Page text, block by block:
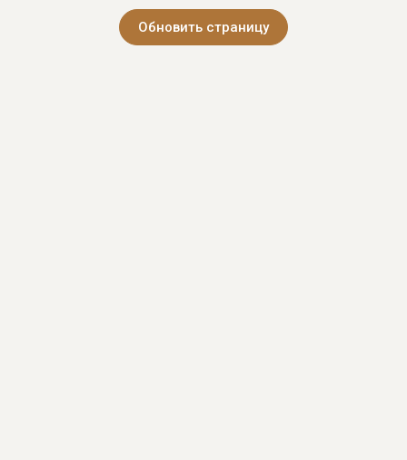
Обновить страницу